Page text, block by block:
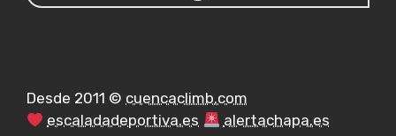
Desde 2011 © cuencaclimb.com
escaladadeportiva.es
alertachapa.es